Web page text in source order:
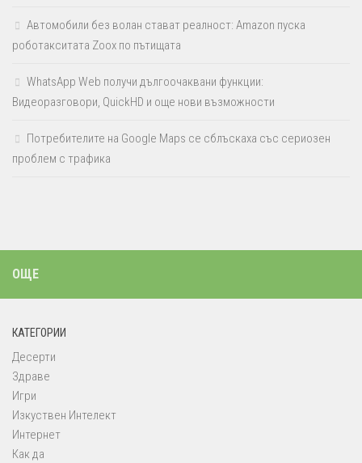
Автомобили без волан стават реалност: Amazon пуска
роботакситата Zoox по пътищата
WhatsApp Web получи дългоочаквани функции:
Видеоразговори, QuickHD и още нови възможности
Потребителите на Google Maps се сблъскаха със сериозен
проблем с трафика
ОЩЕ
КАТЕГОРИИ
Десерти
Здраве
Игри
Изкуствен Интелект
Интернет
Как да